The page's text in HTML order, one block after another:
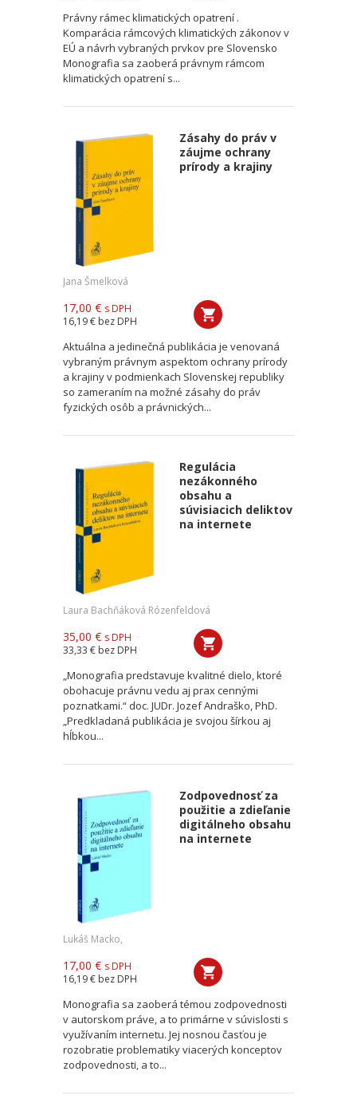
Právny rámec klimatických opatrení .
Komparácia rámcových klimatických zákonov v
EÚ a návrh vybraných prvkov pre Slovensko
Monografia sa zaoberá právnym rámcom
klimatických opatrení s...
Zásahy do práv v
záujme ochrany
prírody a krajiny
Jana Šmelková
17,00 € s DPH
16,19 € bez DPH
Aktuálna a jedinečná publikácia je venovaná
vybraným právnym aspektom ochrany prírody
a krajiny v podmienkach Slovenskej republiky
so zameraním na možné zásahy do práv
fyzických osôb a právnických...
Regulácia
nezákonného
obsahu a
súvisiacich deliktov
na internete
Laura Bachňáková Rózenfeldová
35,00 € s DPH
33,33 € bez DPH
„Monografia predstavuje kvalitné dielo, ktoré
obohacuje právnu vedu aj prax cennými
poznatkami.“ doc. JUDr. Jozef Andraško, PhD.
„Predkladaná publikácia je svojou šírkou aj
hĺbkou...
Zodpovednosť za
použitie a zdieľanie
digitálneho obsahu
na internete
Lukáš Macko,
17,00 € s DPH
16,19 € bez DPH
Monografia sa zaoberá témou zodpovednosti
v autorskom práve, a to primárne v súvislosti s
využívaním internetu. Jej nosnou časťou je
rozobratie problematiky viacerých konceptov
zodpovednosti, a to...